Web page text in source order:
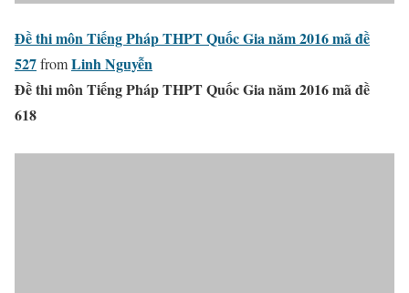
Đề thi môn Tiếng Pháp THPT Quốc Gia năm 2016 mã đề
527fromLinh Nguyễn
Đề thi môn Tiếng Pháp THPT Quốc Gia năm 2016 mã đề
618